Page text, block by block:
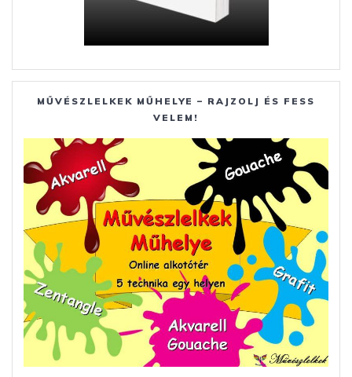
MŰVÉSZLELKEK MŰHELYE – RAJZOLJ ÉS FESS
VELEM!